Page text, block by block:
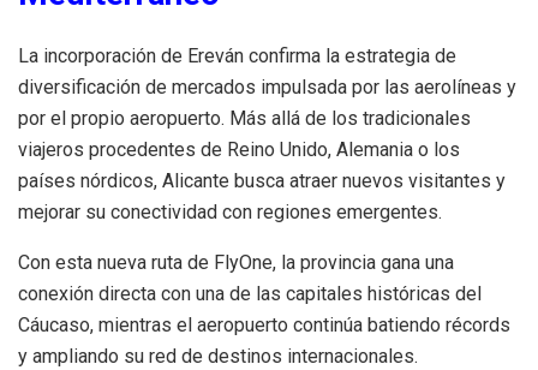
La incorporación de Ereván confirma la estrategia de
diversificación de mercados impulsada por las aerolíneas y
por el propio aeropuerto. Más allá de los tradicionales
viajeros procedentes de Reino Unido, Alemania o los
países nórdicos, Alicante busca atraer nuevos visitantes y
mejorar su conectividad con regiones emergentes.
Con esta nueva ruta de FlyOne, la provincia gana una
conexión directa con una de las capitales históricas del
Cáucaso, mientras el aeropuerto continúa batiendo récords
y ampliando su red de destinos internacionales.